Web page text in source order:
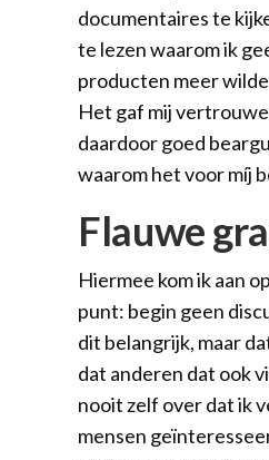
documentaires te
te lezen waarom ik
producten meer
Het gaf mij
daardoor goed
waarom het voor míj
Flauwe
Hiermee kom ik aan
punt: begin geen
dit belangrijk, maar
dat anderen dat ook
nooit zelf over dat ik
mensen